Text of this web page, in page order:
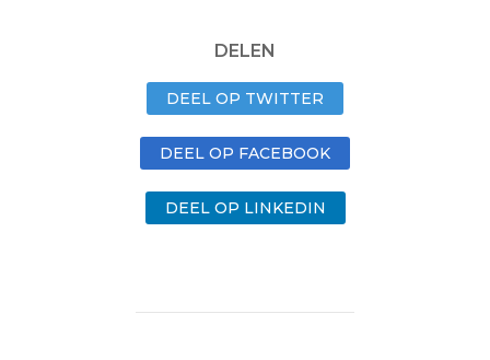
DELEN
DEEL OP TWITTER
DEEL OP FACEBOOK
DEEL OP LINKEDIN